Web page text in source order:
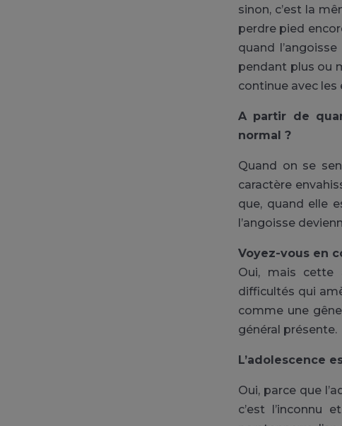
sinon, c’est la
perdre pied
quand
pendant plus ou
continue avec les
A partir de
normal ?
Quand on se
caractère
que, quand elle
l’angoisse
Voyez-vous en
Oui, mais cette
difficultés qui
comme une
général présente.
L’adolescence
Oui, parce que
c’est l’inconnu